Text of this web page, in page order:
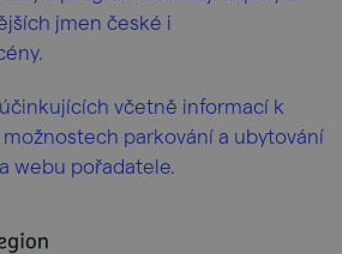
jmen české i
včetně informací k
parkování a ubytování
webu pořadatele.